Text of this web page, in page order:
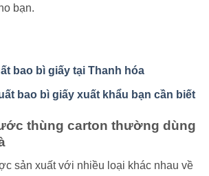
bạn.
bao bì giấy tại Thanh hóa
bao bì giấy xuất khẩu bạn cần biết
thùng carton thường dùng
sản xuất với nhiều loại khác nhau về